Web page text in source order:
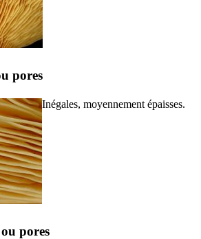
pores
Inégales, moyennement épaisses.
pores